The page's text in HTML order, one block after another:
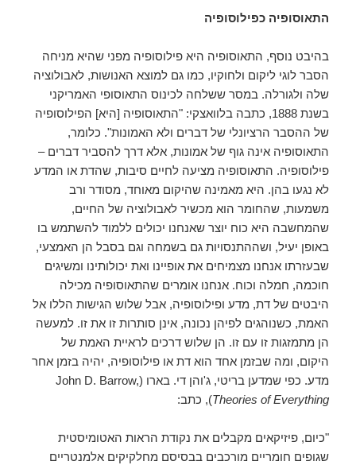
התאוסופיה כפילוסופיה
בהיבט נוסף, התאוסופיה היא פילוסופיה מפני שהיא מניחה
הסבר לוגי ליקום ולחוקיו, כמו גם למוצא האנושות, לאבולוציה
שלה ולגורלה. במסר ששלחה לכינוס התאוסופי האמריקני
בשנת 1888, כתבה בלוואצקי: "התאוסופיה [היא] הפילוסופיה
של ההסבר הרציונלי של דברים ולא האמונות". כלומר,
התאוסופיה אינה גוף של אמונות, אלא דרך להסביר דברים –
פילוסופיה. התאוסופיה מציעה לחיים סיבות, שהדת או המדע
לא נגעו בהן. היא מאמינה שהיקום מאוחד, מסודר ורב
משמעות, שהחומר הוא מכשיר לאבולוציה של החיים,
שהמחשבה היא כוח יוצר שאנחנו יכולים ללמוד להשתמש בו
באופן יעיל, ושההתנסויות גם בשמחה וגם בסבל הן האמצעי,
שבעזרתו אנחנו מצמיחים את אופיינו ואת יכולותינו ומשיגים
חוכמה, חמלה וכוח. אנחנו אומרים שהתאוסופיה מכילה
היבטים של דת, מדע ופילוסופיה, אבל שלוש הגישות הללו אל
האמת, כשנוהגים לפיהן נכונה, אינן סותרות זו את זו. למעשה
הן מתמזגות זו עם זו. הן שלוש דרכים לראיית האמת של
היקום, ומה שבזמן אחד הוא דת או פילוסופיה, יהיה בזמן אחר
מדע. כפי שמדען בריטי, ג'והן די. בארו (John D. Barrow,
Theories of Everything), כתב:
"כיום, פיזיקאים מקבלים את נקודת הראות האטומיסטית
שגופים חומריים מורכבים בבסיסם מחלקיקים אלמנטריים